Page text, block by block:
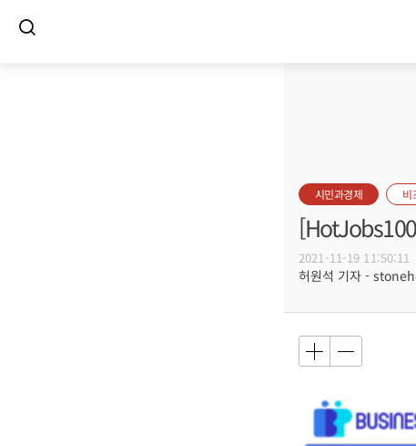
시민과경제 비
2021-11-19 11:50:11
허원석 기자 -